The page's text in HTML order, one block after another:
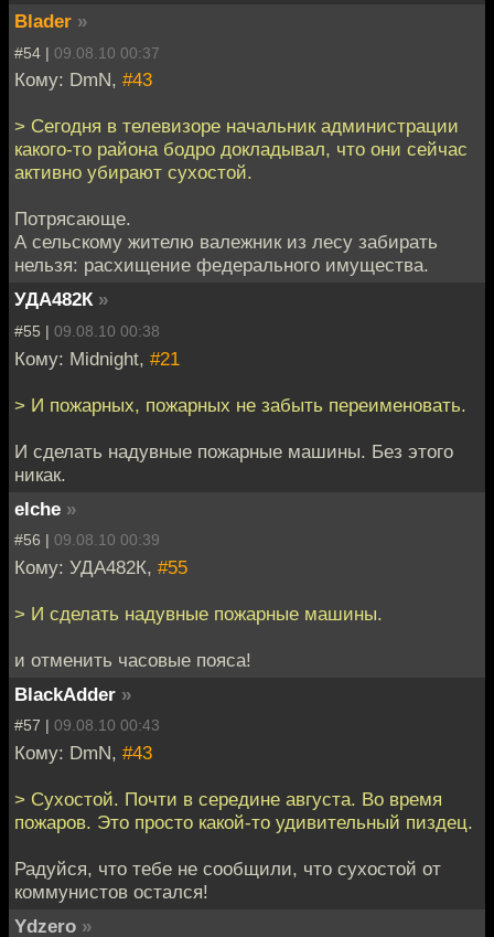
Blader »
#54 | 09.08.10 00:37
Кому: DmN, #43
> Сегодня в телевизоре начальник администрации
какого-то района бодро докладывал, что они сейчас
активно убирают сухостой.
Потрясающе.
А сельскому жителю валежник из лесу забирать
нельзя: расхищение федерального имущества.
УДА482К »
#55 | 09.08.10 00:38
Кому: Midnight, #21
> И пожарных, пожарных не забыть переименовать.
И сделать надувные пожарные машины. Без этого
никак.
elche »
#56 | 09.08.10 00:39
Кому: УДА482К, #55
> И сделать надувные пожарные машины.
и отменить часовые пояса!
BlackAdder »
#57 | 09.08.10 00:43
Кому: DmN, #43
> Сухостой. Почти в середине августа. Во время
пожаров. Это просто какой-то удивительный пиздец.
Радуйся, что тебе не сообщили, что сухостой от
коммунистов остался!
Ydzero »